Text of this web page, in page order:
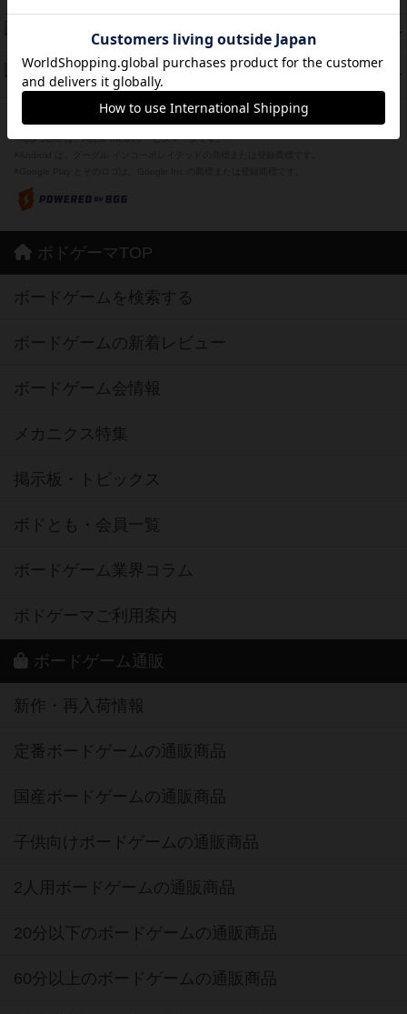
PT
紹介文なし 1件の投稿
PT
フリップ７：復讐心とともに
紹介文なし 2件の投稿
※Apple、Apple のロゴ は、米国および他の国々で登録されたApple Inc.の商標です。
※App Store は、Apple Inc.のサービスマークです。
ボドゲーマTOP
ボードゲームを検索する
ボードゲームの新着レビュー
ボードゲーム会情報
メカニクス特集
掲示板・トピックス
ボドとも・会員一覧
ボードゲーム業界コラム
ボドゲーマご利用案内
ボードゲーム通販
新作・再入荷情報
定番ボードゲームの通販商品
国産ボードゲームの通販商品
子供向けボードゲームの通販商品
2人用ボードゲームの通販商品
20分以下のボードゲームの通販商品
60分以上のボードゲームの通販商品